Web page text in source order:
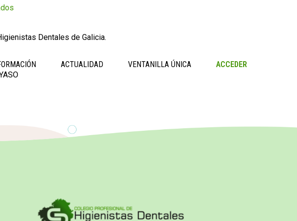
ACTUALIDAD VENTANILLA ÚNICA ACCEDER
Dentales de Galicia.